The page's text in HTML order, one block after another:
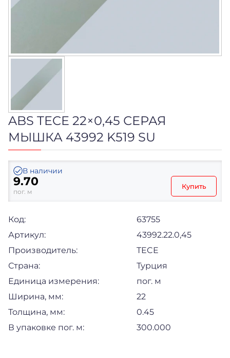
ABS TECE 22×0,45 СЕРАЯ
МЫШКА 43992 K519 SU
В наличии
9.70
пог. м
Купить
Код:
63755
Артикул:
43992.22.0,45
Производитель:
TECE
Страна:
Турция
Единица измерения:
пог. м
Ширина, мм:
22
Толщина, мм:
0.45
В упаковке пог. м:
300.000